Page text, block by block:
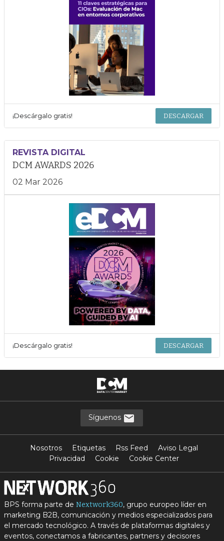
¡Descárgalo gratis! DESCARGAR
REVISTA DIGITAL
DCM AWARDS 2026
02 Mar 2026
¡Descárgalo gratis! DESCARGAR
Síguenos
Nosotros Etiquetas Rss Feed
Aviso Legal
Privacidad
Cookie Cookie Center
BPS forma parte de Nextwork360, grupo europeo líder en
marketing B2B, comunicación y medios especializados para
el mercado tecnológico. A través de plataformas digitales y
eventos, conectamos a fabricantes, partners y decisores